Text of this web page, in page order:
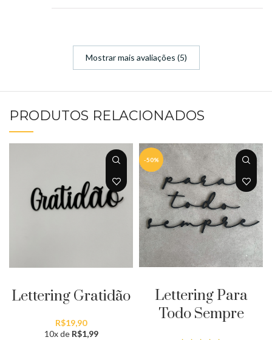
Mostrar mais avaliações (5)
PRODUTOS RELACIONADOS
Lettering Gratidão
R$19,90
10x de R$1,99
-50%
Lettering Para
Todo Sempre